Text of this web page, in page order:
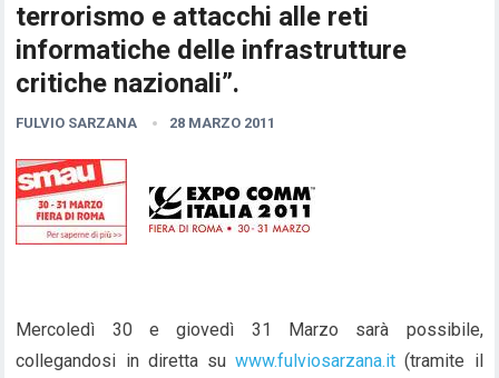
terrorismo e attacchi alle reti
informatiche delle infrastrutture
critiche nazionali”.
FULVIO SARZANA 28 MARZO 2011
Mercoledì 30 e giovedì 31 Marzo sarà possibile,
collegandosi in diretta suwww.fulviosarzana.it (tramite il